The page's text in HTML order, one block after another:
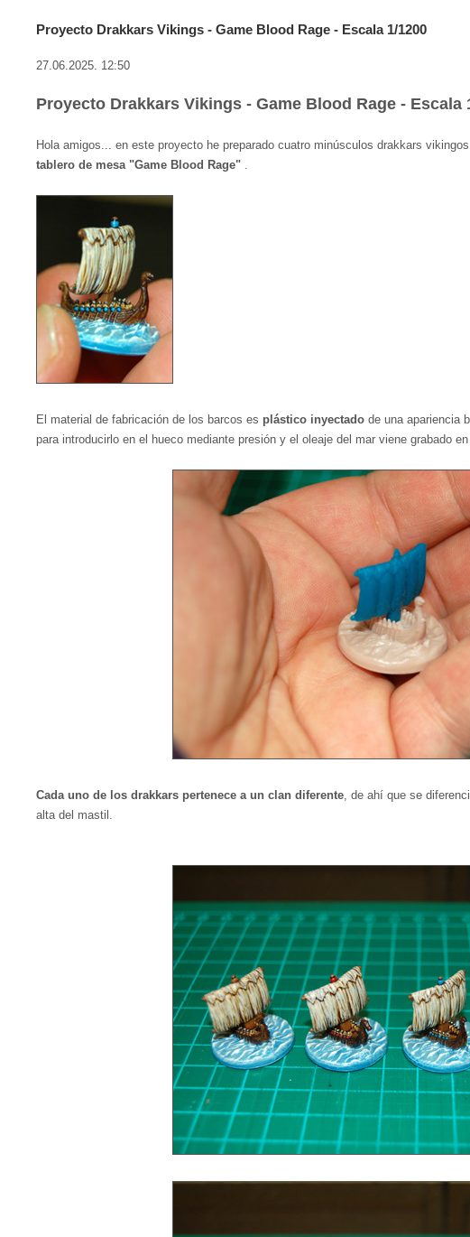
Proyecto Drakkars Vikings - Game Blood Rage - Escala 1/1200
27.06.2025. 12:50
Proyecto Drakkars Vikings - Game Blood Rage - Escala
Hola amigos... en este proyecto he preparado cuatro minúsculos drakkars
tablero de mesa "Game Blood Rage"
El material de fabricación de los barcos es plástico inyectado de una apariencia
para introducirlo en el hueco mediante presión y el oleaje del mar viene grabado en
Cada uno de los drakkars pertenece a un clan diferente , de ahí que se
alta del mastil.